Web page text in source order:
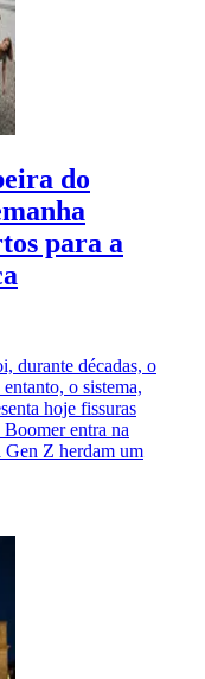
do
para a
durante décadas, o
o sistema,
hoje fissuras
entra na
Gen Z herdam um